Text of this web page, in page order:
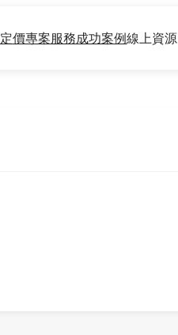
定價專案服務成功案例線上資源